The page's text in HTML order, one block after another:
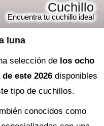
luna
Cuchillo
Encuentra tu cuchillo ideal
selección de los ocho
este 2026 disponibles
tipo de cuchillos.
conocidos como